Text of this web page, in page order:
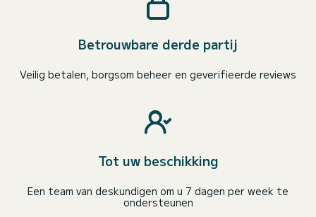
Betrouwbare derde partij
Veilig betalen, borgsom beheer en geverifieerde reviews
Tot uw beschikking
Een team van deskundigen om u 7 dagen per week te
ondersteunen